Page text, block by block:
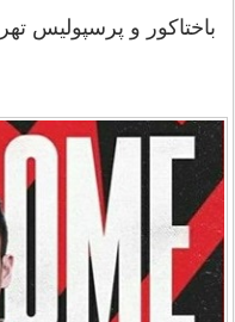
باختاکور و پرسپولیس